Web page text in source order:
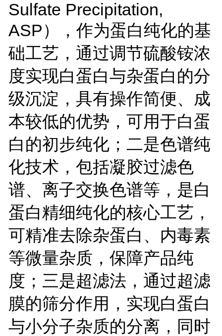
Sulfate Precipitation,
ASP），作为蛋白纯化的基
础工艺，通过调节硫酸铵浓
度实现白蛋白与杂蛋白的分
级沉淀，具有操作简便、成
本较低的优势，可用于白蛋
白的初步纯化；二是色谱纯
化技术，包括凝胶过滤色
谱、离子交换色谱等，是白
蛋白精细纯化的核心工艺，
可精准去除杂蛋白、内毒素
等微量杂质，保障产品纯
度；三是超滤法，通过超滤
膜的筛分作用，实现白蛋白
与小分子杂质的分离，同时